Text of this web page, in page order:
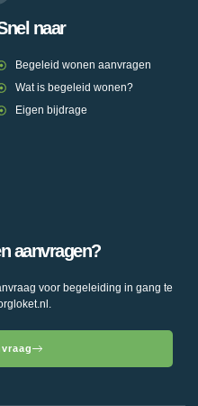
naar
Begeleid wonen aanvragen
Wat is begeleid wonen?
Eigen bijdrage
aanvragen?
voor begeleiding in gang te